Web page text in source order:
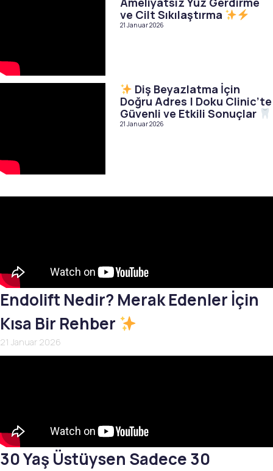
ve Cilt Sıkılaştırma
21 Januar 2026
Diş Beyazlatma İçin
Doğru Adres | Doku Clinic’te
Güvenli ve Etkili Sonuçlar
21 Januar 2026
Endolift Nedir? Merak Edenler İçin
Kısa Bir Rehber
21 Januar 2026
30 Yaş Üstüysen Sadece 30